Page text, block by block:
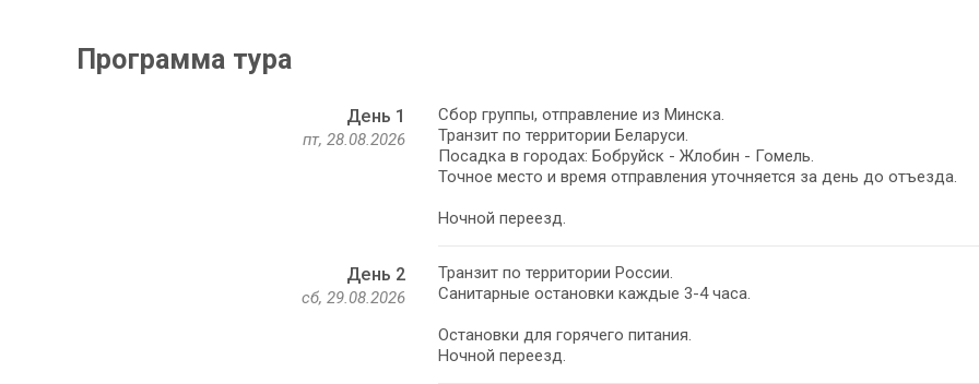
Программа тура
День 1
пт, 28.08.2026
Сбор группы, отправление из Минска.
Транзит по территории Беларуси.
Посадка в городах: Бобруйск - Жлобин - Гомель.
Точное место и время отправления уточняется за день до отъезда.
Ночной переезд.
День 2
сб, 29.08.2026
Транзит по территории России.
Санитарные остановки каждые 3-4 часа.
Остановки для горячего питания.
Ночной переезд.